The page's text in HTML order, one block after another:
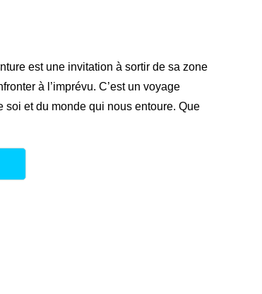
est une invitation à sortir de sa zone
à l’imprévu. C’est un voyage
soi et du monde qui nous entoure. Que